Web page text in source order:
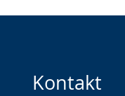
Kontakt